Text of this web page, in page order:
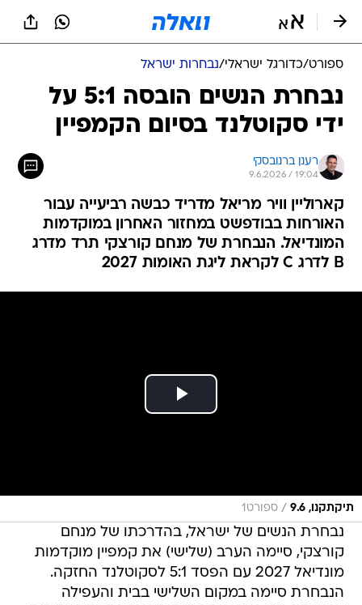
ספורט/כדורגל ישראלי/נבחרות ישראל
נבחרת הנשים הובסה 5:1 על
ידי סקוטלנד בסיום הקמפיין
רענן ברנובסקי
9.6.2026 / 19:04
קארוליין וויר מריאל מדריד כבשה רביעייה עבור
האורחות בבודפשט במחזור האחרון במוקדמות
המונדיאל. הנבחרת של מנחם קורצקי תרד מדרג
B לדרג C לקראת ליגת האומות 2027
תיקתקנו, 9.6 / ספורט1
נבחרת הנשים של ישראל, בהדרכתו של מנחם
קורצקי, סיימה הערב (שלישי) את קמפיין מוקדמות
מונדיאל 2027 עם הפסד 5:1 לסקוטלנד החזקה.
הנבחרת סיימה במקום השלישי בבית והעפילה